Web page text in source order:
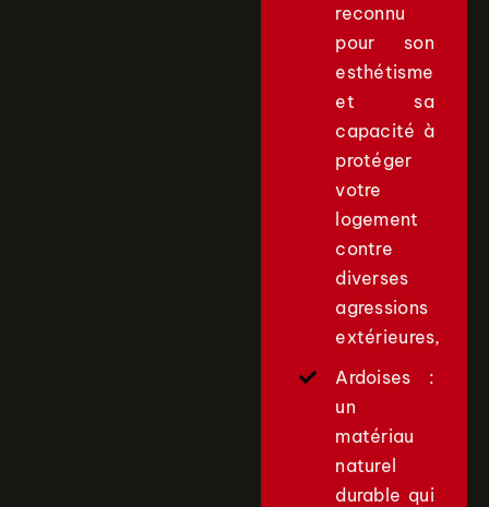
reconnu
pour son
esthétisme
et sa
capacité à
protéger
votre
logement
contre
diverses
agressions
extérieures,
Ardoises :
un
matériau
naturel
durable qui